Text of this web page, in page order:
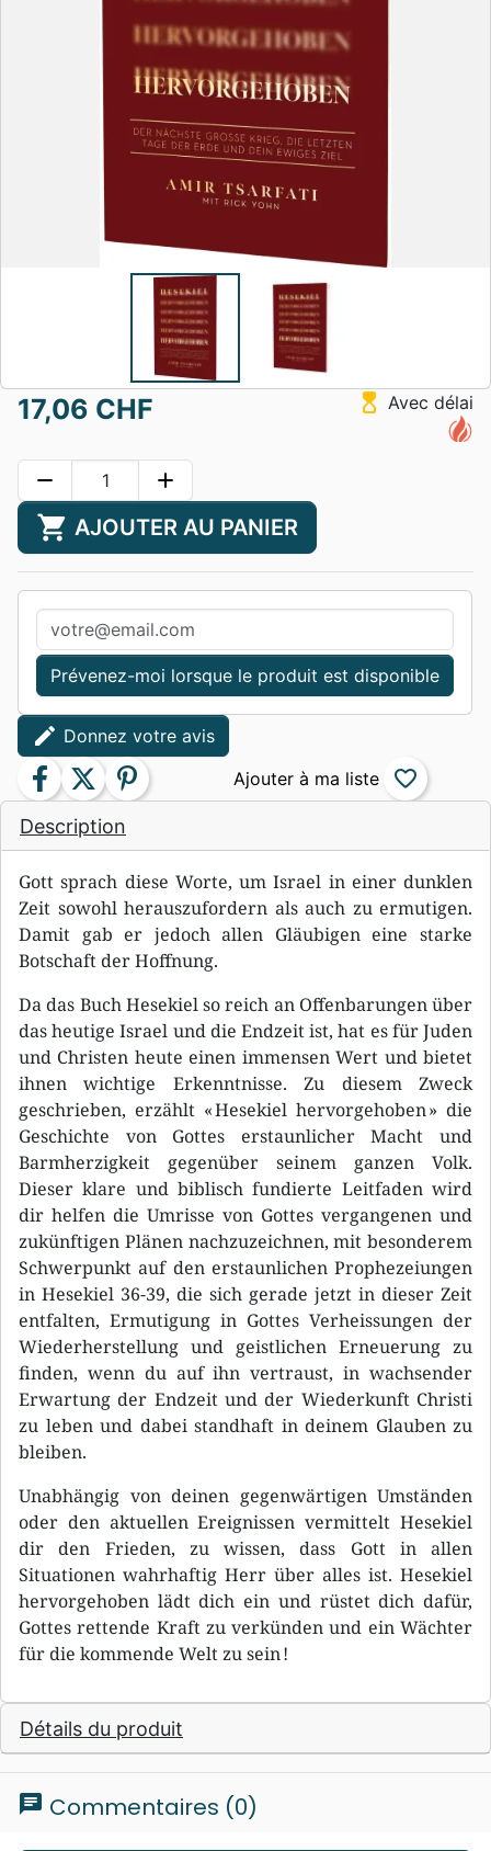
Description
Gott sprach diese Worte, um Israel in einer dunklen
Zeit sowohl herauszufordern als auch zu ermutigen.
Damit gab er jedoch allen Gläubigen eine starke
Botschaft der Hoffnung.
Da das Buch Hesekiel so reich an Offenbarungen über
das heutige Israel und die Endzeit ist, hat es für Juden
und Christen heute einen immensen Wert und bietet
ihnen wichtige Erkenntnisse. Zu diesem Zweck
geschrieben, erzählt « Hesekiel hervorgehoben » die
Geschichte von Gottes erstaunlicher Macht und
Barmherzigkeit gegenüber seinem ganzen Volk.
Dieser klare und biblisch fundierte Leitfaden wird
dir helfen die Umrisse von Gottes vergangenen und
zukünftigen Plänen nachzuzeichnen, mit besonderem
Schwerpunkt auf den erstaunlichen Prophezeiungen
in Hesekiel 36-39, die sich gerade jetzt in dieser Zeit
entfalten, Ermutigung in Gottes Verheissungen der
Wiederherstellung und geistlichen Erneuerung zu
finden, wenn du auf ihn vertraust, in wachsender
Erwartung der Endzeit und der Wiederkunft Christi
zu leben und dabei standhaft in deinem Glauben zu
bleiben.
Unabhängig von deinen gegenwärtigen Umständen
oder den aktuellen Ereignissen vermittelt Hesekiel
dir den Frieden, zu wissen, dass Gott in allen
Situationen wahrhaftig Herr über alles ist. Hesekiel
hervorgehoben lädt dich ein und rüstet dich dafür,
Gottes rettende Kraft zu verkünden und ein Wächter
für die kommende Welt zu sein !
Détails du produit
17,06 CHF hourglass_top Avec délai
remove add
shopping_cart AJOUTER AU PANIER
Prévenez-moi lorsque le produit est disponible
edit Donnez votre avis
facebook twitter pinterest favorite_border
chat Commentaires (0)